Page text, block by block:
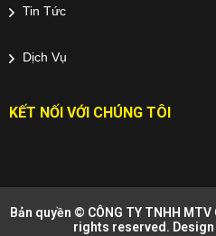
Tin Tức
Dịch Vụ
KẾT NỐI VỚI CHÚNG TÔI
Bản quyền © CÔNG TY TNHH MTV
rights reserved. Design